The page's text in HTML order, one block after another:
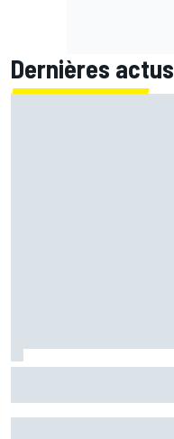
Dernières actus